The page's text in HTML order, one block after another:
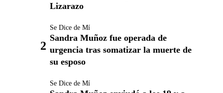
Lizarazo
Se Dice de Mí
Sandra Muñoz fue operada de
urgencia tras somatizar la muerte de
su esposo
Se Dice de Mí